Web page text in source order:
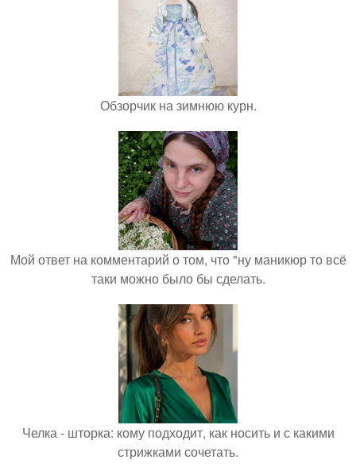
Обзорчик на зимнюю курн.
Мой ответ на комментарий о том, что "ну маникюр то всё
таки можно было бы сделать.
Челка - шторка: кому подходит, как носить и с какими
стрижками сочетать.